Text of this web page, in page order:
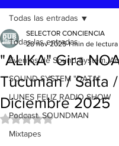
Todas las entradas
Eventos de Sound System.
SOUND SYSTEM "DATA"
LUNES FELIZ RADIO SHOW
Podcast. SOUNDMAN
Mixtapes
Todas las entradas
"ALIKA" Gira
Tucumán / Salta
Diciembre 2025
SELECTOR CONCIENCIA
28 nov 2025 1 min de lectura
Obtuvo NaN de 5